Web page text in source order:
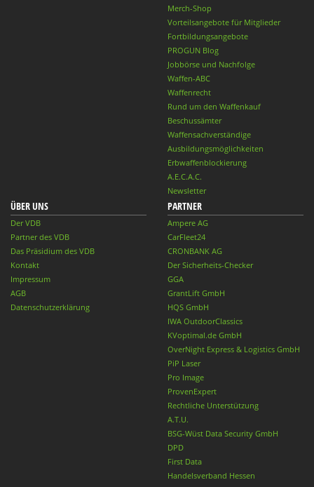
Merch-Shop
Vorteilsangebote für Mitglieder
Fortbildungsangebote
PROGUN Blog
Jobbörse und Nachfolge
Waffen-ABC
Waffenrecht
Rund um den Waffenkauf
Beschussämter
Waffensachverständige
Ausbildungsmöglichkeiten
Erbwaffenblockierung
A.E.C.A.C.
Newsletter
ÜBER UNS
Der VDB
Partner des VDB
Das Präsidium des VDB
Kontakt
Impressum
AGB
Datenschutzerklärung
PARTNER
Ampere AG
CarFleet24
CRONBANK AG
Der Sicherheits-Checker
GGA
GrantLift GmbH
HQS GmbH
IWA OutdoorClassics
KVoptimal.de GmbH
OverNight Express & Logistics GmbH
PiP Laser
Pro Image
ProvenExpert
Rechtliche Unterstützung
A.T.U.
BSG-Wüst Data Security GmbH
DPD
First Data
Handelsverband Hessen